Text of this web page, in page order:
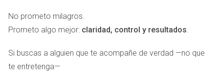
No prometo milagros.
Prometo algo mejor: claridad, control y resultados.
Si buscas a alguien que te acompañe de verdad —no que
te entretenga—